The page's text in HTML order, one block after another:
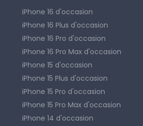
iPhone 16 d'occasion
iPhone 16 Plus d'occasion
iPhone 16 Pro d'occasion
iPhone 16 Pro Max d'occasion
iPhone 15 d'occasion
iPhone 15 Plus d'occasion
iPhone 15 Pro d'occasion
iPhone 15 Pro Max d'occasion
iPhone 14 d'occasion